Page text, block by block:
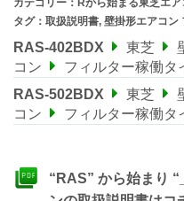
カテゴリー： Rから始まる東芝エ
タグ： 取扱説明書, 壁掛形エアコン
RAS-402BDX 東芝
コン
フィルター稼働タ
RAS-502BDX
東芝
コン
フィルター稼働タ
“RAS” から始まり